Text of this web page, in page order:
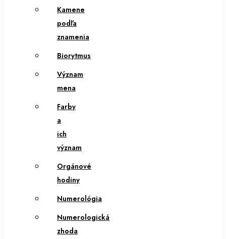
Kamene
podľa
znamenia
Biorytmus
Význam
mena
Farby
a
ich
význam
Orgánové
hodiny
Numerológia
Numerologická
zhoda